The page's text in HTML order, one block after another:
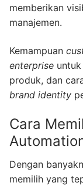
memberikan
manajemen.
Kemampuan
enterprise
produk, dan
brand identity
Cara
Dengan
memilih yang